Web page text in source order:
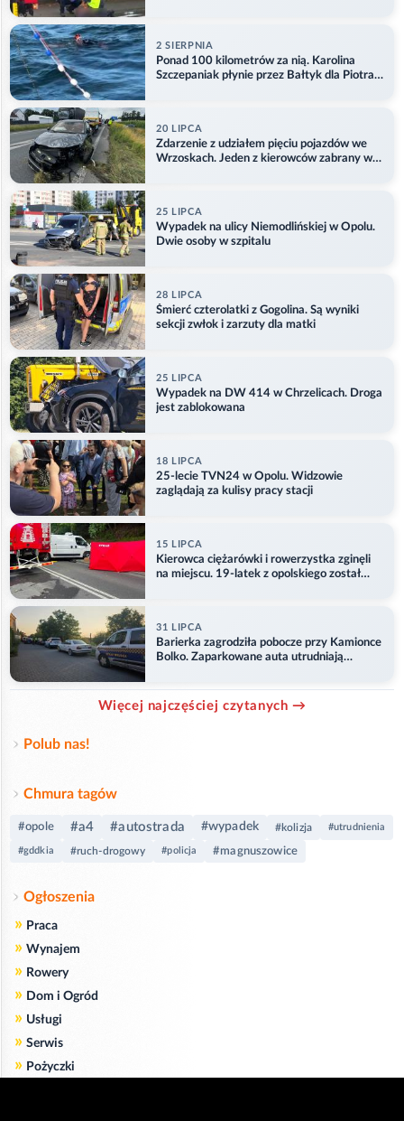
2 SIERPNIA
Ponad 100 kilometrów za nią. Karolina
Szczepaniak płynie przez Bałtyk dla Piotra.
20 LIPCA
Zdarzenie z udziałem pięciu pojazdów we
Wrzoskach. Jeden z kierowców zabrany w
25 LIPCA
Wypadek na ulicy Niemodlińskiej w Opolu.
Dwie osoby w szpitalu
28 LIPCA
Śmierć czterolatki z Gogolina. Są wyniki
sekcji zwłok i zarzuty dla matki
25 LIPCA
Wypadek na DW 414 w Chrzelicach. Droga
jest zablokowana
18 LIPCA
25-lecie TVN24 w Opolu. Widzowie
zaglądają za kulisy pracy stacji
15 LIPCA
Kierowca ciężarówki i rowerzystka zginęli
na miejscu. 19-latek z opolskiego został
31 LIPCA
Barierka zagrodziła pobocze przy Kamionce
Bolko. Zaparkowane auta utrudniają
Więcej najczęściej czytanych →
Polub nas!
Chmura tagów
#opole #a4 #autostrada #wypadek #kolizja #utrudnienia
#gddkia #ruch-drogowy #policja #magnuszowice
Ogłoszenia
» Praca
» Wynajem
» Rowery
» Dom i Ogród
» Usługi
» Serwis
» Pożyczki